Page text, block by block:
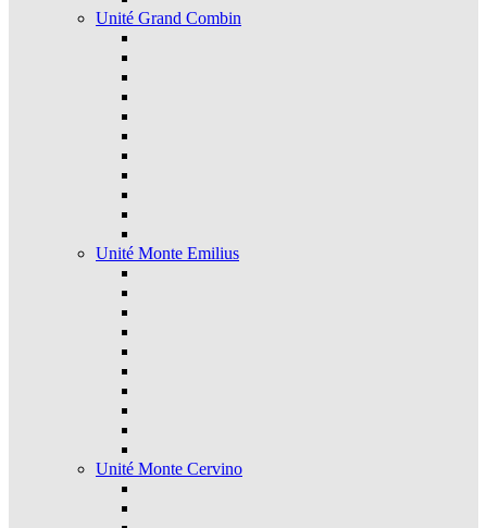
Unité Grand Combin
Unité Monte Emilius
Unité Monte Cervino